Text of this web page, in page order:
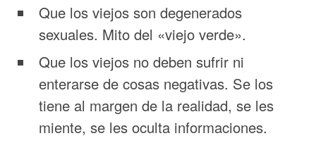
Que los viejos son degenerados
sexuales. Mito del «viejo verde».
Que los viejos no deben sufrir ni
enterarse de cosas negativas. Se los
tiene al margen de la realidad, se les
miente, se les oculta informaciones.